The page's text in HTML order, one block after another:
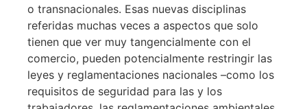
o transnacionales. Esas nuevas disciplinas
referidas muchas veces a aspectos que solo
tienen que ver muy tangencialmente con el
comercio, pueden potencialmente restringir las
leyes y reglamentaciones nacionales –como los
requisitos de seguridad para las y los